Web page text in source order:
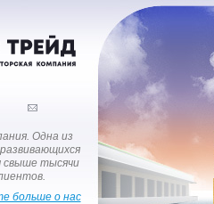
Одна из
свыше тысячи
больше о нас